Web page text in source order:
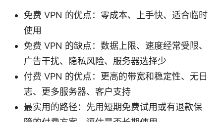
免费 VPN 的优点：零成本、上手快、适合临时
使用
免费 VPN 的缺点：数据上限、速度经常受限、
广告干扰、隐私风险、服务器选择少
付费 VPN 的优点：更高的带宽和稳定性、无日
志、更多服务器、客户支持
最实用的路径：先用短期免费试用或有退款保